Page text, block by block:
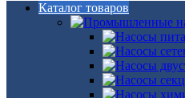
Каталог товаров